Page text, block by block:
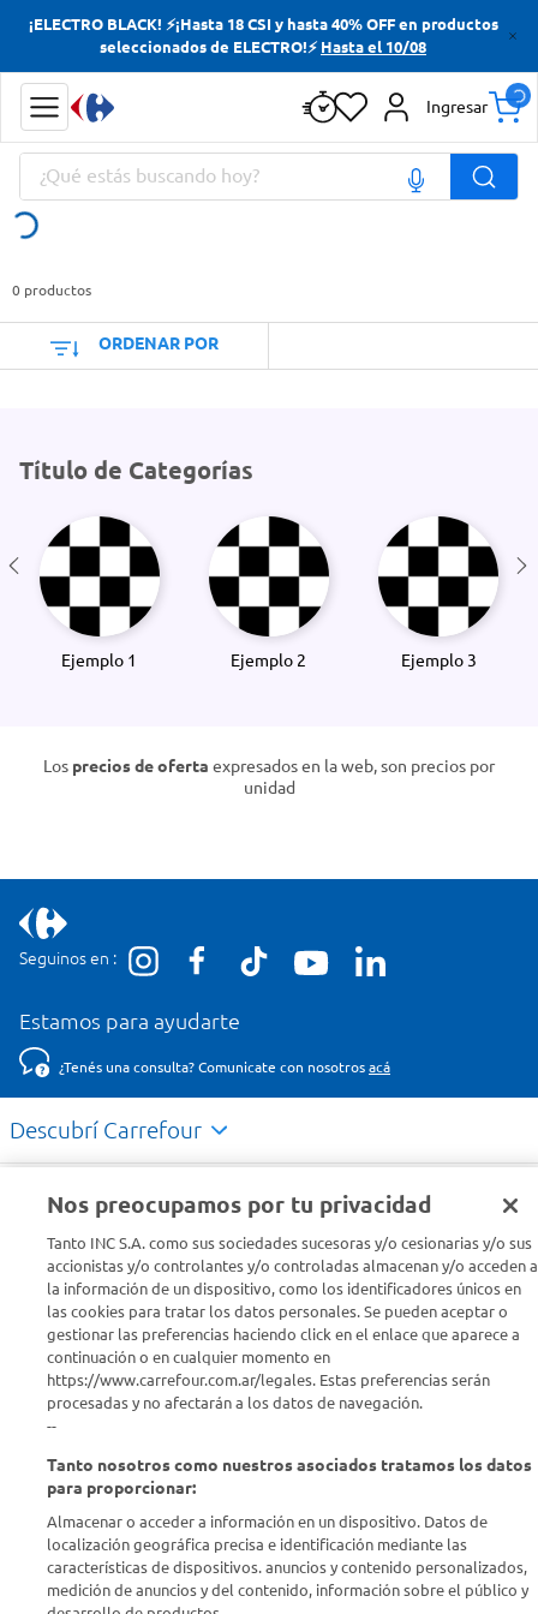
¡ELECTRO BLACK! ⚡¡Hasta 18 CSI y hasta 40% OFF en productos
seleccionados de ELECTRO!⚡ Hasta el 10/08
Ingresar
¿Qué estás buscando hoy?
0 productos
ORDENAR POR
Título de Categorías
Ejemplo 1 Ejemplo 2 Ejemplo 3
Los precios de oferta expresados en la web, son precios por
unidad
Seguinos en :
Estamos para ayudarte
¿Tenés una consulta? Comunicate con nosotros acá
Descubrí Carrefour
Conocenos
Info útil
Comprá Online
Enterate de nuestras ofertas
Dejanos tu mail para recibir todas las ofertas y promociones antes
ENVIAR
Términos más buscados
Yerba
Cerveza
Doves
Términos más buscados
Yerba
Cerveza
Doves
Jabon Tocador
Nos preocupamos por tu privacidad
Tanto INC S.A. como sus sociedades sucesoras y/o cesionarias y/o sus
accionistas y/o controlantes y/o controladas almacenan y/o acceden a
la información de un dispositivo, como los identificadores únicos en
las cookies para tratar los datos personales. Se pueden aceptar o
gestionar las preferencias haciendo click en el enlace que aparece a
continuación o en cualquier momento en
https://www.carrefour.com.ar/legales. Estas preferencias serán
procesadas y no afectarán a los datos de navegación.
--
Tanto nosotros como nuestros asociados tratamos los datos
para proporcionar:
Almacenar o acceder a información en un dispositivo. Datos de
localización geográfica precisa e identificación mediante las
características de dispositivos. anuncios y contenido personalizados,
medición de anuncios y del contenido, información sobre el público y